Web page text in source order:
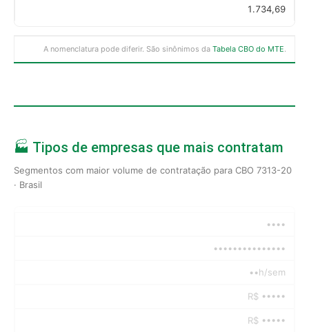
1.734,69
A nomenclatura pode diferir. São sinônimos da Tabela CBO do MTE.
🏭 Tipos de empresas que mais contratam
Segmentos com maior volume de contratação para CBO 7313-20
· Brasil
••••
•••••••••••••••
••h/sem
R$ •••••
R$ •••••